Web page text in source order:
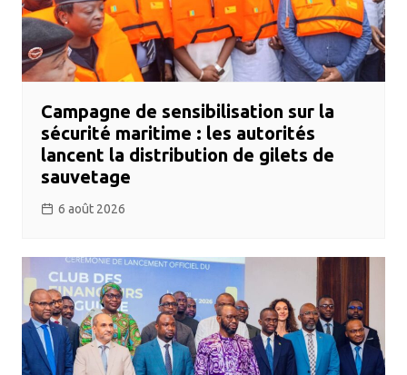
Campagne de sensibilisation sur la
sécurité maritime : les autorités
lancent la distribution de gilets de
sauvetage
6 août 2026